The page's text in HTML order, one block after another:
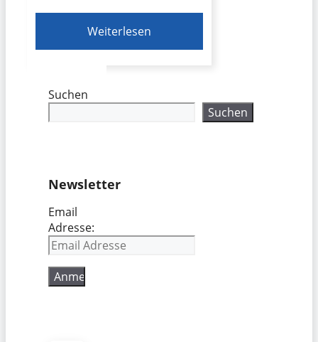
Weiterlesen
Suchen
Suchen
Newsletter
Email
Adresse: